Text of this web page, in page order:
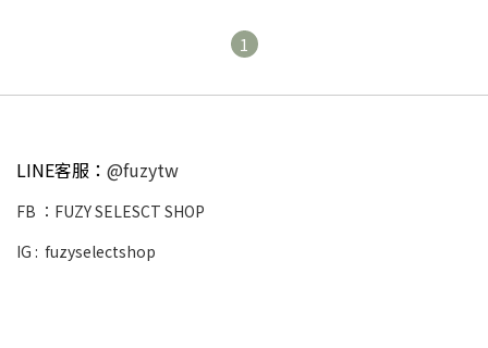
1
LINE客服： @fuzytw
FB ： FUZY SELESCT SHOP
IG : fuzyselectshop